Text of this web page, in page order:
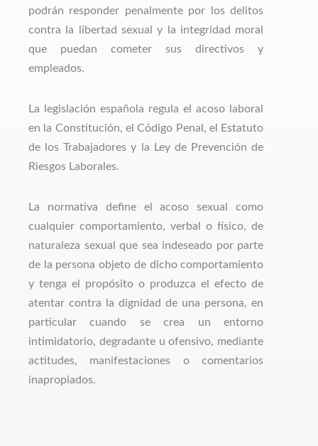
podrán responder penalmente por los delitos
contra la libertad sexual y la integridad moral
que puedan cometer sus directivos y
empleados.
La legislación española regula el acoso laboral
en la Constitución, el Código Penal, el Estatuto
de los Trabajadores y la Ley de Prevención de
Riesgos Laborales.
La normativa define el acoso sexual como
cualquier comportamiento, verbal o físico, de
naturaleza sexual que sea indeseado por parte
de la persona objeto de dicho comportamiento
y tenga el propósito o produzca el efecto de
atentar contra la dignidad de una persona, en
particular cuando se crea un entorno
intimidatorio, degradante u ofensivo, mediante
actitudes, manifestaciones o comentarios
inapropiados.